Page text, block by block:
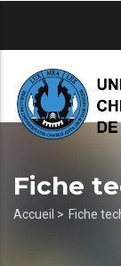
principal
Fiche
Fil
Accueil > Fiche